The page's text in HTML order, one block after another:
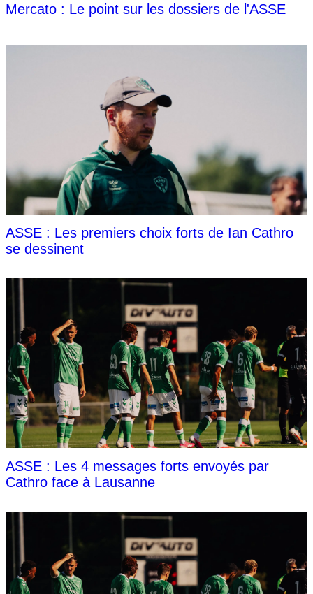
Mercato : Le point sur les dossiers de l'ASSE
ASSE : Les premiers choix forts de Ian Cathro
se dessinent
ASSE : Les 4 messages forts envoyés par
Cathro face à Lausanne